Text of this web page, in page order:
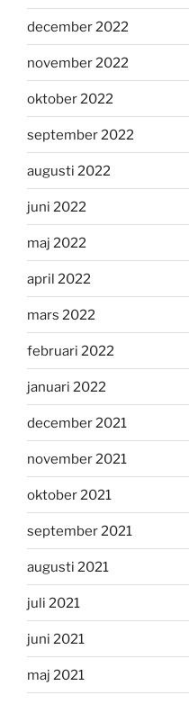
december 2022
november 2022
oktober 2022
september 2022
augusti 2022
juni 2022
maj 2022
april 2022
mars 2022
februari 2022
januari 2022
december 2021
november 2021
oktober 2021
september 2021
augusti 2021
juli 2021
juni 2021
maj 2021